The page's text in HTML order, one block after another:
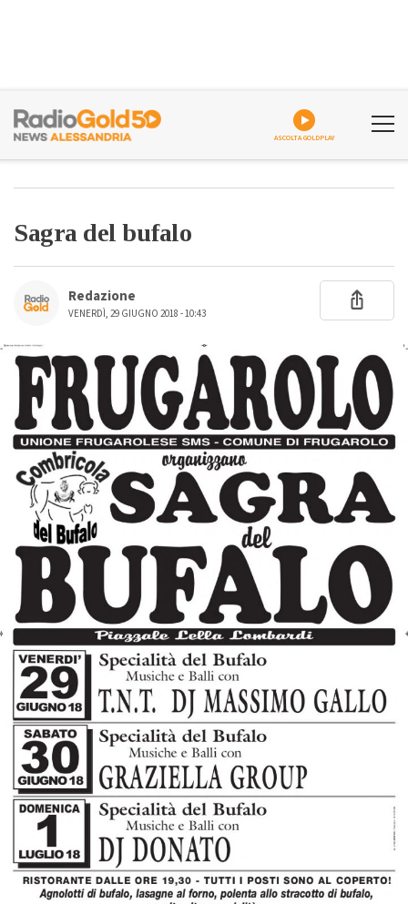
ASCOLTA GOLDPLAY
Sagra del bufalo
Redazione
VENERDÌ, 29 GIUGNO 2018 - 10:43